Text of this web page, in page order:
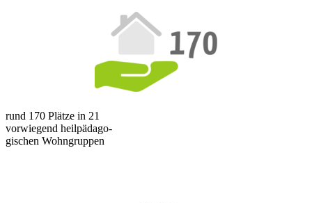
rund 170 Plätze in 21
vorwiegend heilpädago-
gischen Wohngruppen